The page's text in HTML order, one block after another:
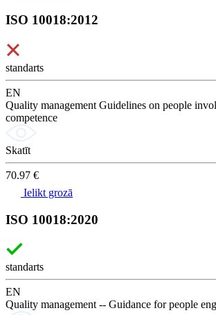
ISO 10018:2012
standarts
EN
Quality management Guidelines on people
competence
Skatīt
70.97 €
Ielikt grozā
ISO 10018:2020
standarts
EN
Quality management -- Guidance for people